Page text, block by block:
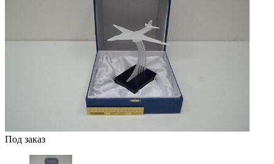
Под заказ